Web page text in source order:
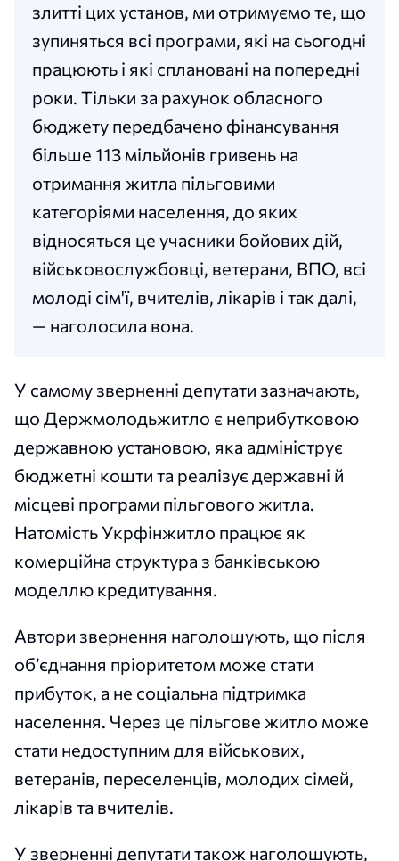
злитті цих установ, ми отримуємо те, що
зупиняться всі програми, які на сьогодні
працюють і які сплановані на попередні
роки. Тільки за рахунок обласного
бюджету передбачено фінансування
більше 113 мільйонів гривень на
отримання житла пільговими
категоріями населення, до яких
відносяться це учасники бойових дій,
військовослужбовці, ветерани, ВПО, всі
молоді сім'ї, вчителів, лікарів і так далі,
— наголосила вона.
У самому зверненні депутати зазначають,
що Держмолодьжитло є неприбутковою
державною установою, яка адмініструє
бюджетні кошти та реалізує державні й
місцеві програми пільгового житла.
Натомість Укрфінжитло працює як
комерційна структура з банківською
моделлю кредитування.
Автори звернення наголошують, що після
об’єднання пріоритетом може стати
прибуток, а не соціальна підтримка
населення. Через це пільгове житло може
стати недоступним для військових,
ветеранів, переселенців, молодих сімей,
лікарів та вчителів.
У зверненні депутати також наголошують,